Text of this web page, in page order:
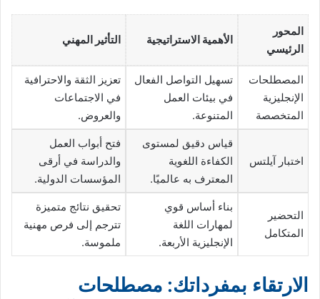
المحور
الرئيسي
الأهمية الاستراتيجية التأثير المهني
المصطلحات
الإنجليزية
المتخصصة
تسهيل التواصل الفعال
في بيئات العمل
المتنوعة.
تعزيز الثقة والاحترافية
في الاجتماعات
والعروض.
اختبار آيلتس
قياس دقيق لمستوى
الكفاءة اللغوية
المعترف به عالميًا.
فتح أبواب العمل
والدراسة في أرقى
المؤسسات الدولية.
التحضير
المتكامل
بناء أساس قوي
لمهارات اللغة
الإنجليزية الأربعة.
تحقيق نتائج متميزة
تترجم إلى فرص مهنية
ملموسة.
الارتقاء بمفرداتك: مصطلحات